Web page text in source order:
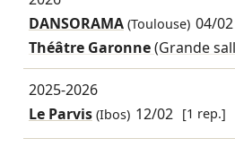
DANSORAMA(Toulouse) 04/02
Théâtre Garonne(Grande
2025-2026
Le Parvis(Ibos) 12/02 [1 rep.]